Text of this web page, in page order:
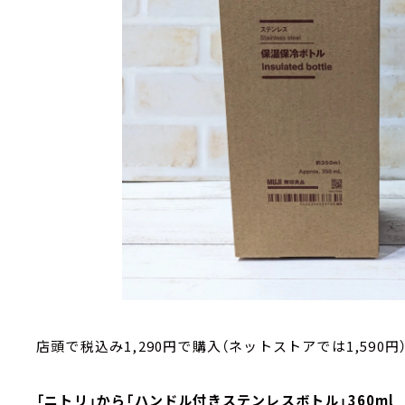
店頭で税込み1,290円で購入（ネットストアでは1,590円
「ニトリ」から「ハンドル付きステンレスボトル」360ml